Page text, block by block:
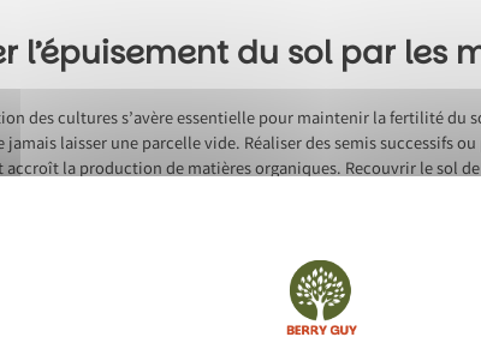
l’épuisement du sol par les
des cultures s’avère essentielle pour maintenir la fertilité du
jamais laisser une parcelle vide. Réaliser des semis
accroît la production de matières organiques. Recouvrir le sol
des pratiques biologiques réduit le recours aux produits
naturelle des matières organiques améliore la structure
sa fertilité. Respecter l’équilibre naturel du sol et des
assure un sol en bonne santé pour votre potager bio.